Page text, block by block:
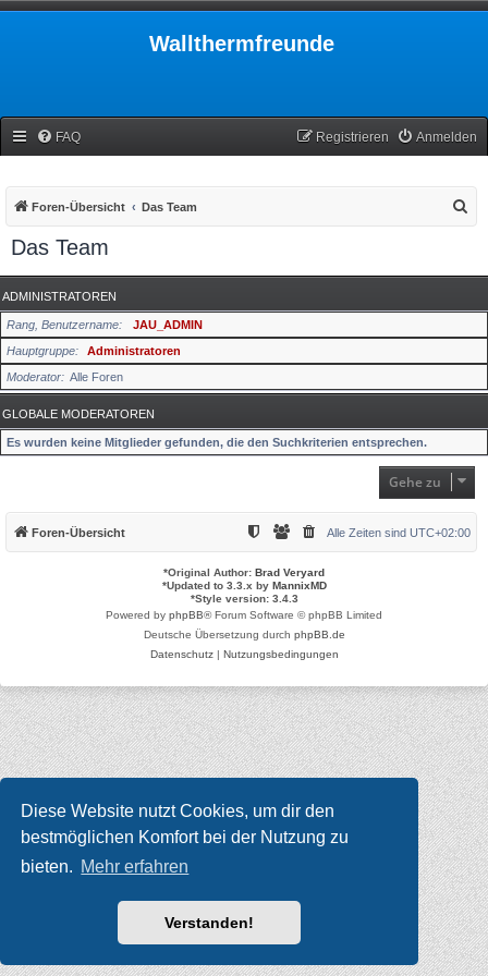
Diese Website nutzt Cookies, um dir den
bestmöglichen Komfort bei der Nutzung zu
bieten. Mehr erfahren
Verstanden!
Wallthermfreunde
FAQ Anmelden
Registrieren
Foren-Übersicht Das Team
e
Das Team
ADMINISTRATOREN
Rang, Benutzername
JAU_ADMIN
Hauptgruppe
Administratoren
Moderator
Alle Foren
GLOBALE MODERATOREN
Es wurden keine Mitglieder gefunden, die den Suchkriterien entsprechen.
Gehe zu
Foren-Übersicht Alle Zeiten sind UTC+02:00
*Original Author: Brad Veryard
*Updated to 3.3.x by MannixMD
*Style version: 3.4.3
Powered by phpBB® Forum Software © phpBB Limited
Deutsche Übersetzung durch phpBB.de
Datenschutz| Nutzungsbedingungen